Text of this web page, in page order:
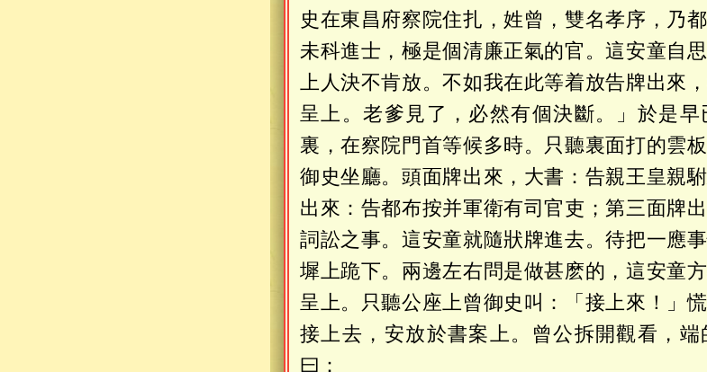
史在東昌府察院住扎，姓曾，雙名孝序，乃
未科進士，極是個清廉正氣的官。這安童自
上人決不肯放。不如我在此等着放告牌出來
呈上。老爹見了，必然有個決斷。」於是
裏，在察院門首等候多時。只聽裏面打的雲
御史坐廳。頭面牌出來，大書：告親王皇親
出來：告都布按并軍衛有司官吏；第三面牌
詞訟之事。這安童就隨狀牌進去。待把一應
墀上跪下。兩邊左右問是做甚麽的，這安童
呈上。只聽公座上曾御史叫：「接上來！」
接上去，安放於書案上。曾公拆開觀看，
曰：